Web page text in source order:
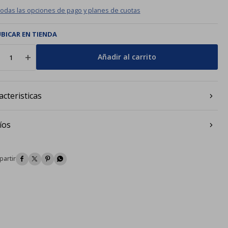
las opciones de pago y planes de cuotas
EN TIENDA
add Añadir al carrito
   